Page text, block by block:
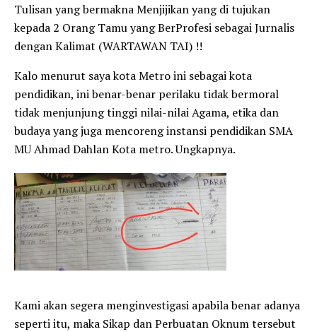
Tulisan yang bermakna Menjijikan yang di tujukan
kepada 2 Orang Tamu yang BerProfesi sebagai Jurnalis
dengan Kalimat (WARTAWAN TAI) !!
Kalo menurut saya kota Metro ini sebagai kota
pendidikan, ini benar-benar perilaku tidak bermoral
tidak menjunjung tinggi nilai-nilai Agama, etika dan
budaya yang juga mencoreng instansi pendidikan SMA
MU Ahmad Dahlan Kota metro. Ungkapnya.
Kami akan segera menginvestigasi apabila benar adanya
seperti itu, maka Sikap dan Perbuatan Oknum tersebut